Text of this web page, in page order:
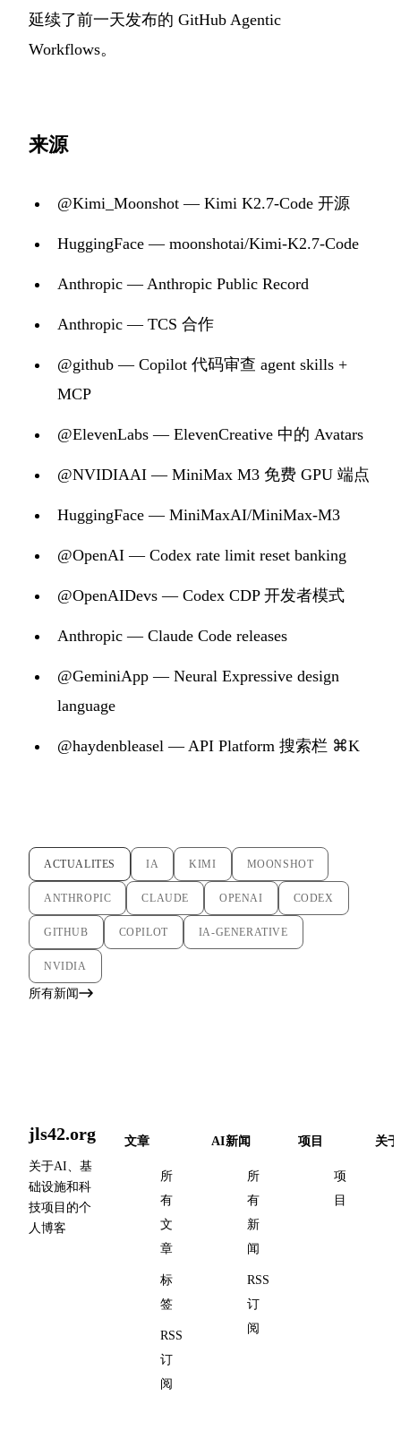
延续了前一天发布的 GitHub Agentic
Workflows。
来源
@Kimi_Moonshot — Kimi K2.7-Code 开源
HuggingFace — moonshotai/Kimi-K2.7-Code
Anthropic — Anthropic Public Record
Anthropic — TCS 合作
@github — Copilot 代码审查 agent skills +
MCP
@ElevenLabs — ElevenCreative 中的 Avatars
@NVIDIAAI — MiniMax M3 免费 GPU 端点
HuggingFace — MiniMaxAI/MiniMax-M3
@OpenAI — Codex rate limit reset banking
@OpenAIDevs — Codex CDP 开发者模式
Anthropic — Claude Code releases
@GeminiApp — Neural Expressive design
language
@haydenbleasel — API Platform 搜索栏 ⌘K
ACTUALITES IA KIMI MOONSHOT
ANTHROPIC CLAUDE OPENAI CODEX
GITHUB COPILOT IA-GENERATIVE
NVIDIA
所有新闻
jls42.org
关于AI、基
础设施和科
技项目的个
人博客
文章
所
有
文
章
标
签
RSS
订
阅
AI新闻
所
有
新
闻
RSS
订
阅
项目
项
目
关于